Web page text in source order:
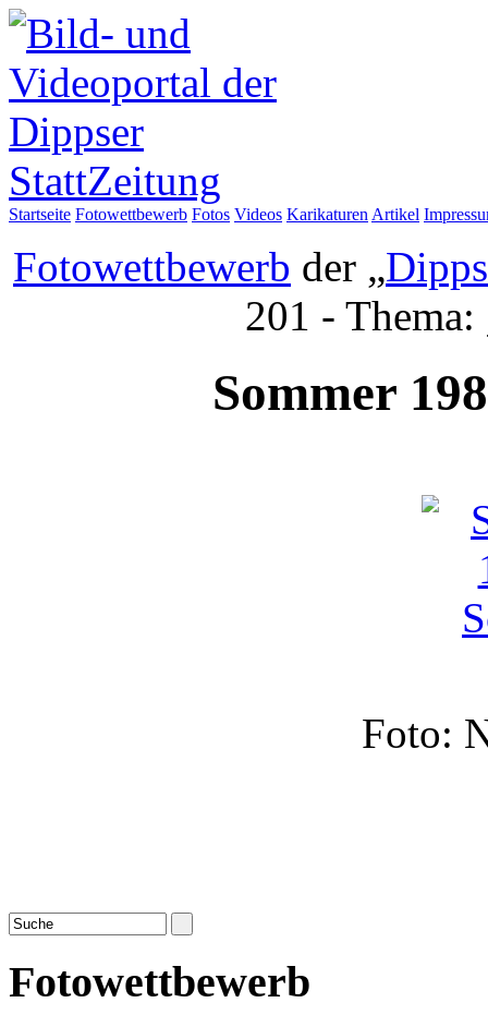
Startseite Fotowettbewerb Fotos Videos Karikaturen Artikel
Fotowettbewerb der „
201 - Thema:
Sommer
Foto:
Fotowettbewerb